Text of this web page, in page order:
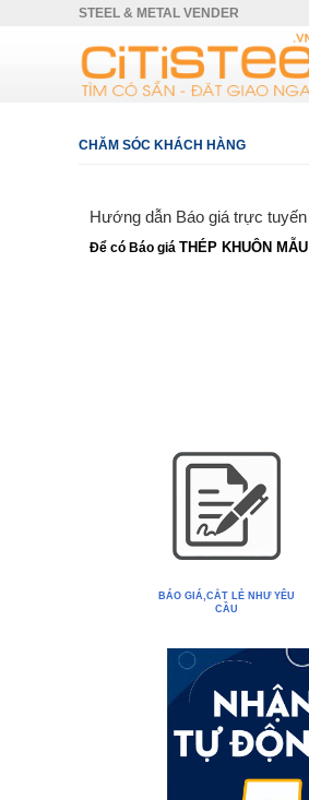
STEEL & METAL VENDER
CHĂM SÓC KHÁCH HÀNG
Hướng dẫn Báo giá trực tuyến
Để có Báo giá THÉP KHUÔN MẪU
BÁO GIÁ,CẮT LẺ NHƯ YÊU
CẦU